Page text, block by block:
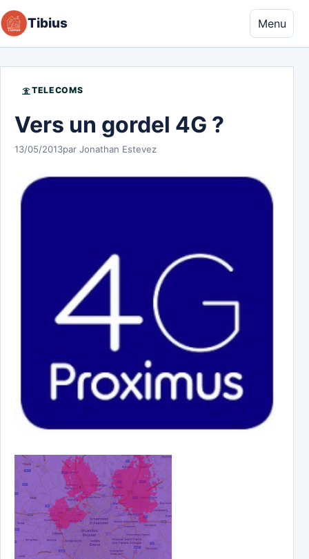
Aller au contenu
Tibius Menu
TELECOMS
Vers un gordel 4G ?
13/05/2013par Jonathan Estevez